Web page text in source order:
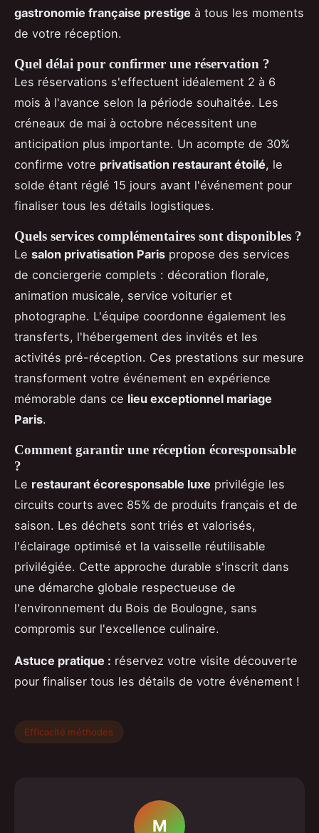
gastronomie française prestige à tous les moments
de votre réception.
Quel délai pour confirmer une réservation ?
Les réservations s'effectuent idéalement 2 à 6
mois à l'avance selon la période souhaitée. Les
créneaux de mai à octobre nécessitent une
anticipation plus importante. Un acompte de 30%
confirme votre privatisation restaurant étoilé, le
solde étant réglé 15 jours avant l'événement pour
finaliser tous les détails logistiques.
Quels services complémentaires sont disponibles ?
Le salon privatisation Paris propose des services
de conciergerie complets : décoration florale,
animation musicale, service voiturier et
photographe. L'équipe coordonne également les
transferts, l'hébergement des invités et les
activités pré-réception. Ces prestations sur mesure
transforment votre événement en expérience
mémorable dans ce lieu exceptionnel mariage
Paris.
Comment garantir une réception écoresponsable
?
Le restaurant écoresponsable luxe privilégie les
circuits courts avec 85% de produits français et de
saison. Les déchets sont triés et valorisés,
l'éclairage optimisé et la vaisselle réutilisable
privilégiée. Cette approche durable s'inscrit dans
une démarche globale respectueuse de
l'environnement du Bois de Boulogne, sans
compromis sur l'excellence culinaire.
Astuce pratique : réservez votre visite découverte
pour finaliser tous les détails de votre événement !
Efficacité méthodes
M